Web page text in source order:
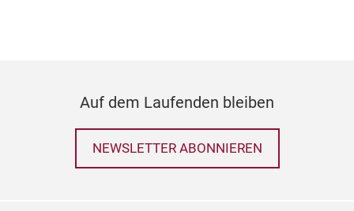
Auf dem Laufenden bleiben
NEWSLETTER ABONNIEREN